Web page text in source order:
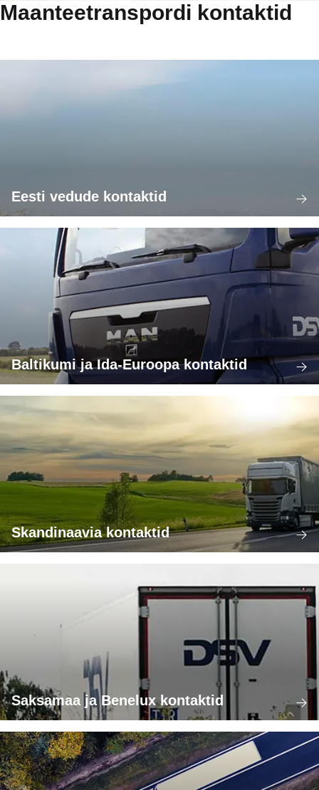
Maanteetranspordi kontaktid
Eesti vedude kontaktid
Baltikumi ja Ida-Euroopa kontaktid
Skandinaavia kontaktid
Saksamaa ja Benelux kontaktid